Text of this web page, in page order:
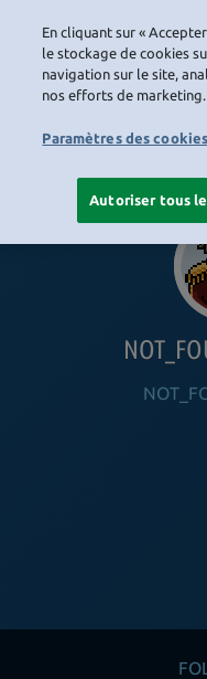
En cliquant sur «
le stockage de cookies
navigation sur le site,
nos efforts de marketing.
Paramètres des cookies
Autoriser tous